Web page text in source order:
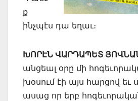
ք
ինչպէս դա եղաւ։
ԽՈՐԷՆ ՎԱՐԴԱՊԵՏ
անցեալ օրը մի
խօսում էի այս հարցով եւ
ասաց որ երբ